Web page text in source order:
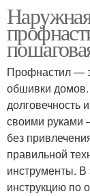
Профнастил —
обшивки домов.
долговечность
своими руками
без
правильной
инструменты.
инструкцию по